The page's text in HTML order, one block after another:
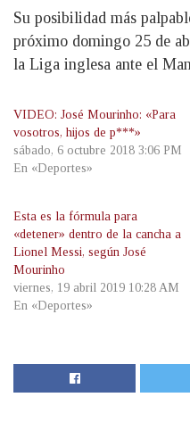
Su posibilidad más
próximo domingo 25 de
la Liga inglesa ante el
VIDEO: José Mourinho: «Para
vosotros, hijos de p***»
sábado, 6 octubre 2018 3:06 PM
En «Deportes»
Esta es la fórmula para
«detener» dentro de la cancha a
Lionel Messi, según José
Mourinho
viernes, 19 abril 2019 10:28 AM
En «Deportes»